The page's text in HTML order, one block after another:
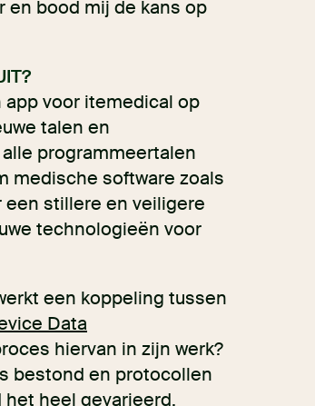
bood mij de kans op
app voor itemedical op
talen en
programmeertalen
medische software zoals
een stillere en veiligere
technologieën voor
een koppeling tussen
Data
hiervan in zijn werk?
bestond en protocollen
heel gevarieerd.